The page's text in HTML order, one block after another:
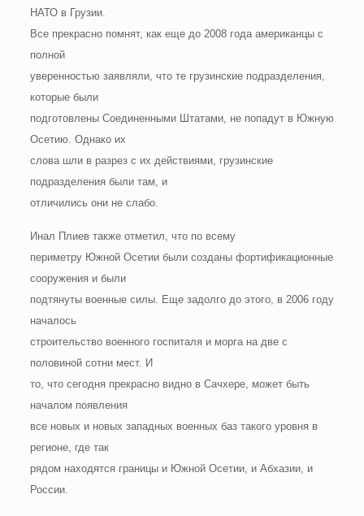
НАТО в Грузии.
Все прекрасно помнят, как еще до 2008 года американцы с
полной
уверенностью заявляли, что те грузинские подразделения,
которые были
подготовлены Соединенными Штатами, не попадут в Южную
Осетию. Однако их
слова шли в разрез с их действиями, грузинские
подразделения были там, и
отличились они не слабо.
Инал Плиев также отметил, что по всему
периметру Южной Осетии были созданы фортификационные
сооружения и были
подтянуты военные силы. Еще задолго до этого, в 2006 году
началось
строительство военного госпиталя и морга на две с
половиной сотни мест. И
то, что сегодня прекрасно видно в Сачхере, может быть
началом появления
все новых и новых западных военных баз такого уровня в
регионе, где так
рядом находятся границы и Южной Осетии, и Абхазии, и
России.